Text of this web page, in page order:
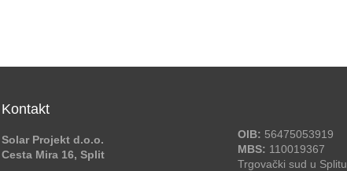
Kontakt
Solar Projekt d.o.o.
Cesta Mira 16, Split
OIB: 56475053919
MBS: 110019367
Trgovački sud u Splitu